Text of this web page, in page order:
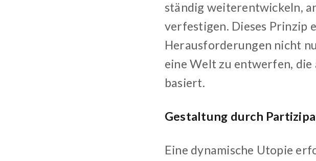
ständig weiterentwickeln,
verfestigen. Dieses Prinzip
Herausforderungen nicht
eine Welt zu entwerfen,
basiert.
Gestaltung durch
Eine dynamische Utopie